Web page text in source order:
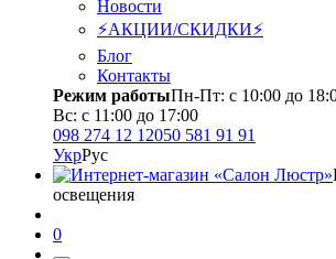
Новости
⚡АКЦИИ/СКИДКИ⚡
Блог
Контакты
Режим работыПн-Пт: с 10:00 до
Вс: с 11:00 до 17:00
098 274 12 12050 581 91 91
УкрРус
освещения
0